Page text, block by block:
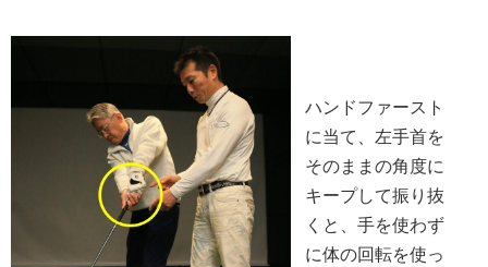
ハンドファースト
に当て、左手首を
そのままの角度に
キープして振り抜
くと、手を使わず
に体の回転を使っ